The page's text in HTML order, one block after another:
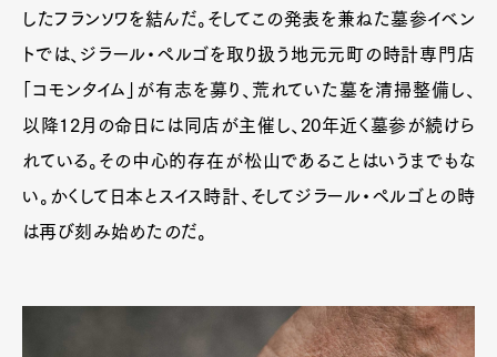
したフランソワを結んだ。そしてこの発表を兼ねた墓参イベン
トでは、ジラール・ペルゴを取り扱う地元元町の時計専門店
「コモンタイム」が有志を募り、荒れていた墓を清掃整備し、
以降12月の命日には同店が主催し、20年近く墓参が続けら
れている。その中心的存在が松山であることはいうまでもな
い。かくして日本とスイス時計、そしてジラール・ペルゴとの時
は再び刻み始めたのだ。